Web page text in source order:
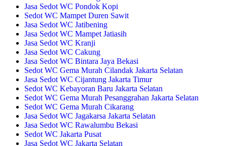
Jasa Sedot WC Pondok Kopi
Sedot WC Mampet Duren Sawit
Jasa Sedot WC Jatibening
Jasa Sedot WC Mampet Jatiasih
Jasa Sedot WC Kranji
Jasa Sedot WC Cakung
Jasa Sedot WC Bintara Jaya Bekasi
Sedot WC Gema Murah Cilandak Jakarta Selatan
Jasa Sedot WC Cijantung Jakarta Timur
Sedot WC Kebayoran Baru Jakarta Selatan
Sedot WC Gema Murah Pesanggrahan Jakarta Selatan
Sedot WC Gema Murah Cikarang
Jasa Sedot WC Jagakarsa Jakarta Selatan
Jasa Sedot WC Rawalumbu Bekasi
Sedot WC Jakarta Pusat
Jasa Sedot WC Jakarta Selatan